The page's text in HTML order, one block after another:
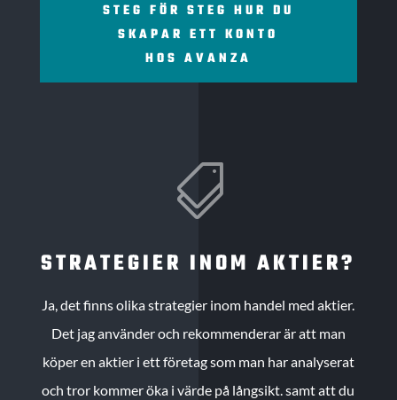
STEG FÖR STEG HUR DU
SKAPAR ETT KONTO
HOS AVANZA

STRATEGIER INOM AKTIER?
Ja, det finns olika strategier inom handel med aktier.
Det jag använder och rekommenderar är att man
köper en aktier i ett företag som man har analyserat
och tror kommer öka i värde på långsikt. samt att du